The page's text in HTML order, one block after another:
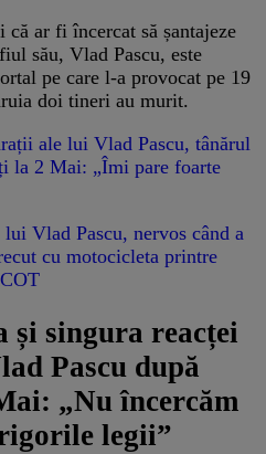
că ar fi încercat să șantajeze
său, Vlad Pascu, este
pe care l-a provocat pe 19
doi tineri au murit.
ale lui Vlad Pascu, tânărul
la 2 Mai: „Îmi pare foarte
Vlad Pascu, nervos când a
cu motocicleta printre
și singura reacței
Pascu după
„Nu încercăm
legii”